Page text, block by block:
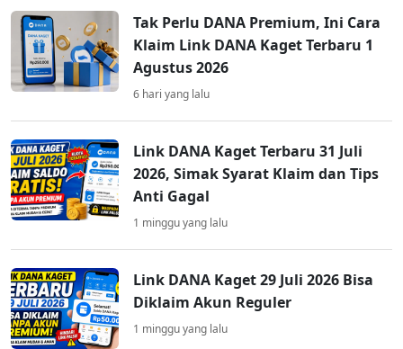
Tak Perlu DANA Premium, Ini Cara
Klaim Link DANA Kaget Terbaru 1
Agustus 2026
6 hari yang lalu
Link DANA Kaget Terbaru 31 Juli
2026, Simak Syarat Klaim dan Tips
Anti Gagal
1 minggu yang lalu
Link DANA Kaget 29 Juli 2026 Bisa
Diklaim Akun Reguler
1 minggu yang lalu